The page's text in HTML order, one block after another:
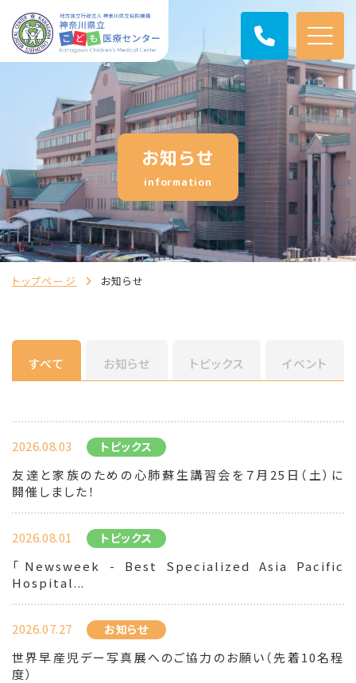
お知らせ
information
トップページ お知らせ
すべて お知らせ トピックス イベント
2026.08.03 トピックス
友達と家族のための心肺蘇生講習会を７月25日（土）に
開催しました！
2026.08.01 トピックス
「Newsweek - Best Specialized Asia Pacific
Hospital...
2026.07.27 お知らせ
世界早産児デー写真展へのご協力のお願い（先着10名程
度）